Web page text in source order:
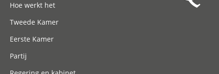
Hoe werkt het
Tweede Kamer
Eerste Kamer
Partij